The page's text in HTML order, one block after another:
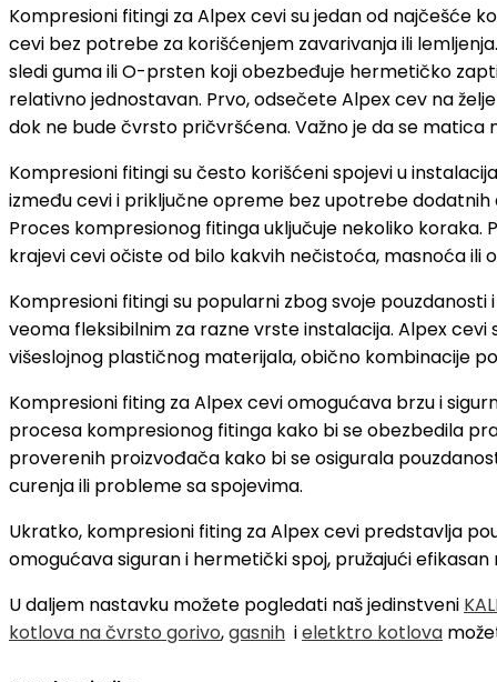
Kompresioni fitingi za Alpex cevi su jedan od najčešće
cevi bez potrebe za korišćenjem zavarivanja ili
sledi guma ili O-prsten koji obezbeđuje hermetičko
relativno jednostavan. Prvo, odsečete Alpex cev na
dok ne bude čvrsto pričvršćena. Važno je da se matica
Kompresioni fitingi su često korišćeni spojevi u
između cevi i priključne opreme bez upotrebe
Proces kompresionog fitinga uključuje nekoliko koraka.
krajevi cevi očiste od bilo kakvih nečistoća, masnoća
Kompresioni fitingi su popularni zbog svoje
veoma fleksibilnim za razne vrste instalacija. Alpex
višeslojnog plastičnog materijala, obično kombinacije
Kompresioni fiting za Alpex cevi omogućava brzu i
procesa kompresionog fitinga kako bi se obezbedila
proverenih proizvođača kako bi se osigurala
curenja ili probleme sa spojevima.
Ukratko, kompresioni fiting za Alpex cevi predstavlja
omogućava siguran i hermetički spoj, pružajući
U daljem nastavku možete pogledati naš jedinstveni
kotlova na čvrsto gorivo,gasnih ieletktro kotlova